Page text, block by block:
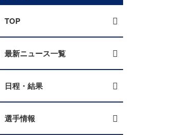
TOP
最新ニュース一覧
日程・結果
選手情報